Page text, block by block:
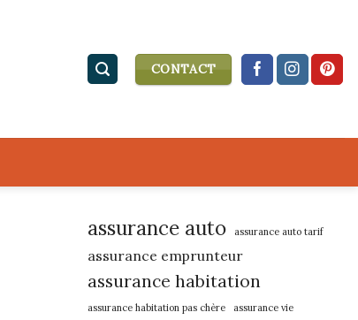
CONTACT
assurance auto assurance auto tarif
assurance emprunteur
assurance habitation
assurance habitation pas chère assurance vie